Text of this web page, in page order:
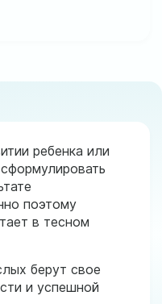
ребенка или
поэтому
в тесном
берут свое
и успешной